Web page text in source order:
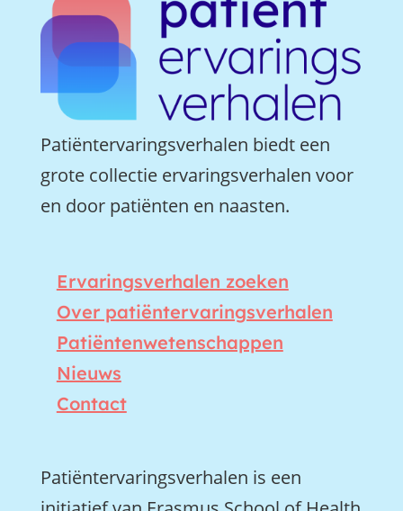
Patiëntervaringsverhalen biedt een
grote collectie ervaringsverhalen voor
en door patiënten en naasten.
Ervaringsverhalen zoeken
Over patiëntervaringsverhalen
Patiëntenwetenschappen
Nieuws
Contact
Patiëntervaringsverhalen is een